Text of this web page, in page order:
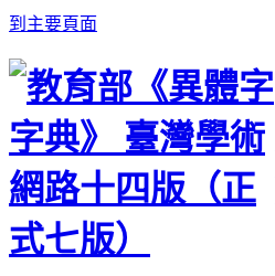
到主要頁面